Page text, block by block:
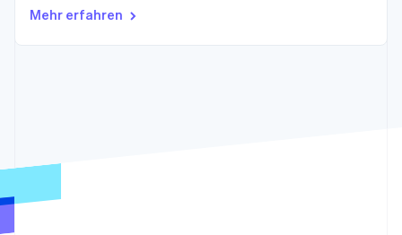
Finanzdaten
Atlas
Medien und
Ressourcen
Mehr erfahren